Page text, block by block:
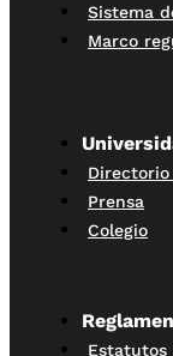
Sistema
Marco
Prensa
Colegio
Estatutos